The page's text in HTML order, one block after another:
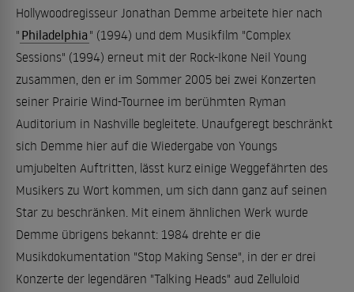
Hollywoodregisseur Jonathan Demme arbeitete hier nach
" Philadelphia " (1994) und dem Musikfilm "Complex
Sessions" (1994) erneut mit der Rock-Ikone Neil Young
zusammen, den er im Sommer 2005 bei zwei Konzerten
seiner Prairie Wind-Tournee im berühmten Ryman
Auditorium in Nashville begleitete. Unaufgeregt beschränkt
sich Demme hier auf die Wiedergabe von Youngs
umjubelten Auftritten, lässt kurz einige Weggefährten des
Musikers zu Wort kommen, um sich dann ganz auf seinen
Star zu beschränken. Mit einem ähnlichen Werk wurde
Demme übrigens bekannt: 1984 drehte er die
Musikdokumentation "Stop Making Sense", in der er drei
Konzerte der legendären "Talking Heads" aud Zelluloid